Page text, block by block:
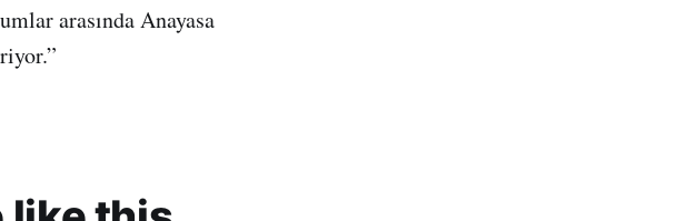
arasında Anayasa